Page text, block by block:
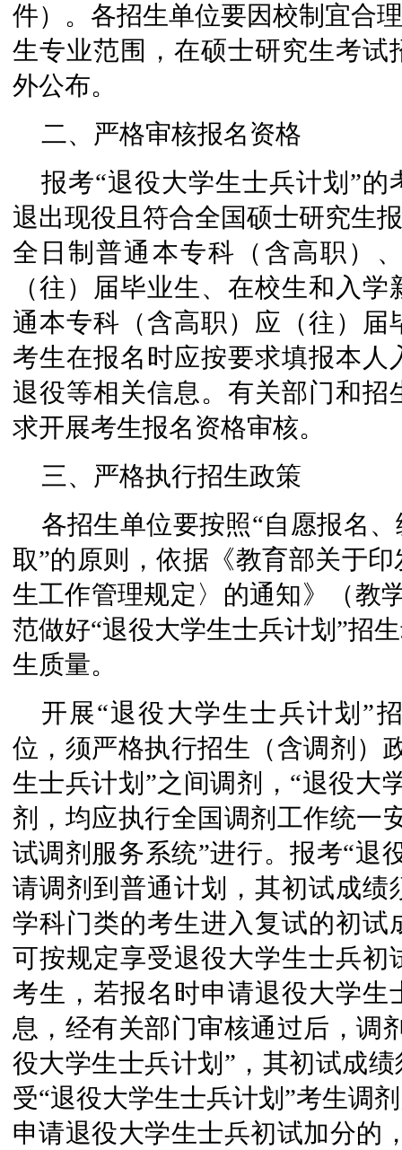
件）。各招生单位要因校制宜合
生专业范围，在硕士研究生考
外公布。
二、严格审核报名资格
报考“退役大学生士兵计划”
退出现役且符合全国硕士研究生
全日制普通本专科（含高职）
（往）届毕业生、在校生和入
通本专科（含高职）应（往）
考生在报名时应按要求填报本
退役等相关信息。有关部门和
求开展考生报名资格审核。
三、严格执行招生政策
各招生单位要按照“自愿报名
取”的原则，依据《教育部关于
生工作管理规定〉的通知》（教
范做好“退役大学生士兵计划”招
生质量。
开展“退役大学生士兵计划”
位，须严格执行招生（含调剂）
生士兵计划”之间调剂，“退役大
剂，均应执行全国调剂工作统一
试调剂服务系统”进行。报考“退
请调剂到普通计划，其初试成
学科门类的考生进入复试的初
可按规定享受退役大学生士兵
考生，若报名时申请退役大学
息，经有关部门审核通过后，调
役大学生士兵计划”，其初试成
受“退役大学生士兵计划”考生调
申请退役大学生士兵初试加分的